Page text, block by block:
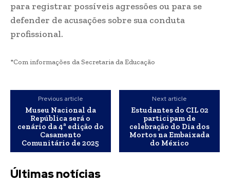
para registrar possíveis agressões ou para se
defender de acusações sobre sua conduta
profissional.
*Com informações da Secretaria da Educação
Previous article
Museu Nacional da
República será o
cenário da 4ª edição do
Casamento
Comunitário de 2025
Next article
Estudantes do CIL 02
participam de
celebração do Dia dos
Mortos na Embaixada
do México
Últimas notícias